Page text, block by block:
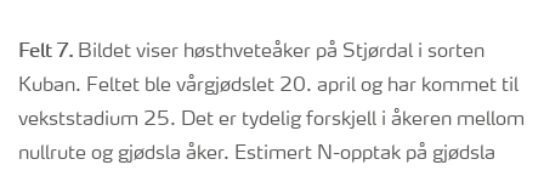
Felt 7. Bildet viser høsthveteåker på Stjørdal i sorten
Kuban. Feltet ble vårgjødslet 20. april og har kommet til
vekststadium 25. Det er tydelig forskjell i åkeren mellom
nullrute og gjødsla åker. Estimert N-opptak på gjødsla